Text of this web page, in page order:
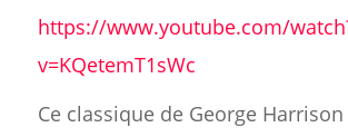
https://www.youtube.com/
v=KQetemT1sWc
Ce classique de George